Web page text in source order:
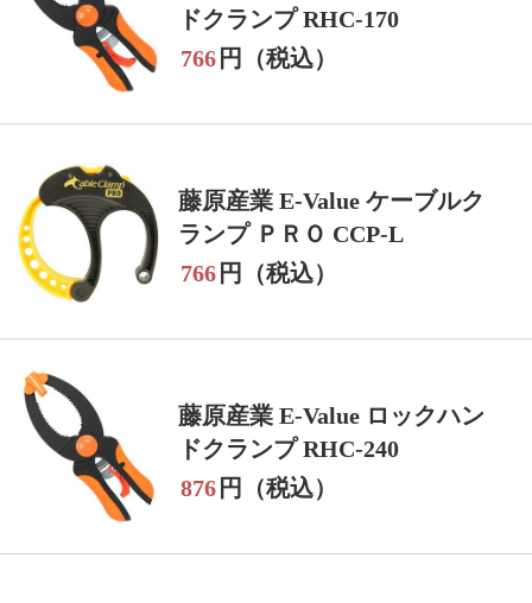
ドクランプ RHC-170
766 円（税込）
藤原産業 E-Value ケーブルク
ランプ ＰＲＯ CCP-L
766 円（税込）
藤原産業 E-Value ロックハン
ドクランプ RHC-240
876 円（税込）